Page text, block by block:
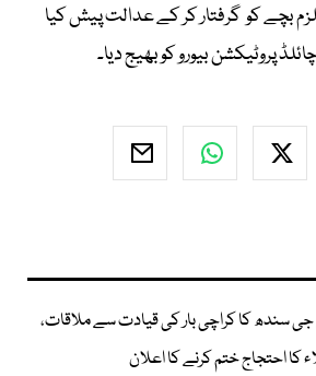
بچے کو گرفتار کر کے عدالت پیش کیا
پروٹیکشن بیورو کو بھیج دیا۔
جی سندھ کا کراچی بار کی قیادت سے ملاقات،
کا احتجاج ختم کرنے کا اعلان